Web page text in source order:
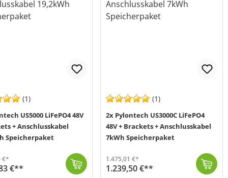
(1)
US5000 LiFePO4 48V
+ Anschlusskabel
Speicherpaket
€*
€**
(1)
2x Pylontech US3000C LiFePO4
48V + Brackets + Anschlusskabel
7kWh Speicherpaket
1.475,01 €*
1.239,50 €**